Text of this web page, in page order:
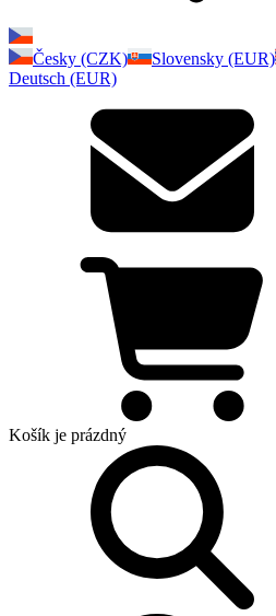
Česky (CZK)
Slovensky (EUR)
Deutsch (EUR)
Košík je prázdný